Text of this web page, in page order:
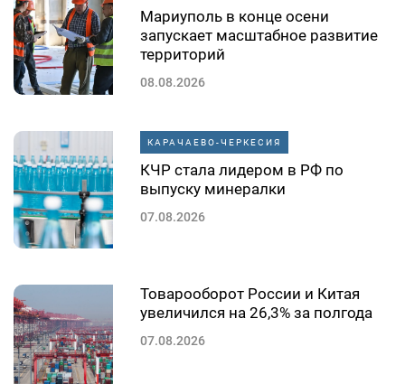
Мариуполь в конце осени
запускает масштабное развитие
территорий
08.08.2026
КАРАЧАЕВО-ЧЕРКЕСИЯ
КЧР стала лидером в РФ по
выпуску минералки
07.08.2026
Товарооборот России и Китая
увеличился на 26,3% за полгода
07.08.2026